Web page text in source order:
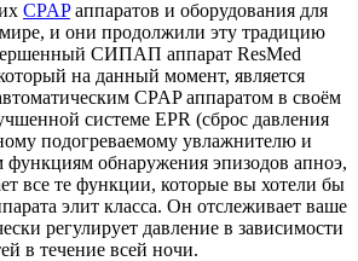
CPAPаппаратов и оборудования для
и они продолжили эту традицию
СИПАП аппарат ResMed
на данный момент, является
CPAP аппаратом в своём
системе EPR (сброс давления
подогреваемому увлажнителю и
обнаружения эпизодов апноэ,
все те функции, которые вы хотели бы
элит класса. Он отслеживает ваше
регулирует давление в зависимости
в течение всей ночи.